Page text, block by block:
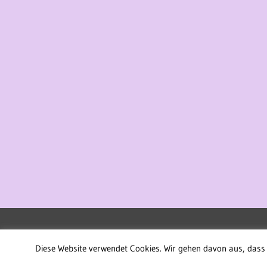
Diese Website verwendet Cookies. Wir gehen davon aus,